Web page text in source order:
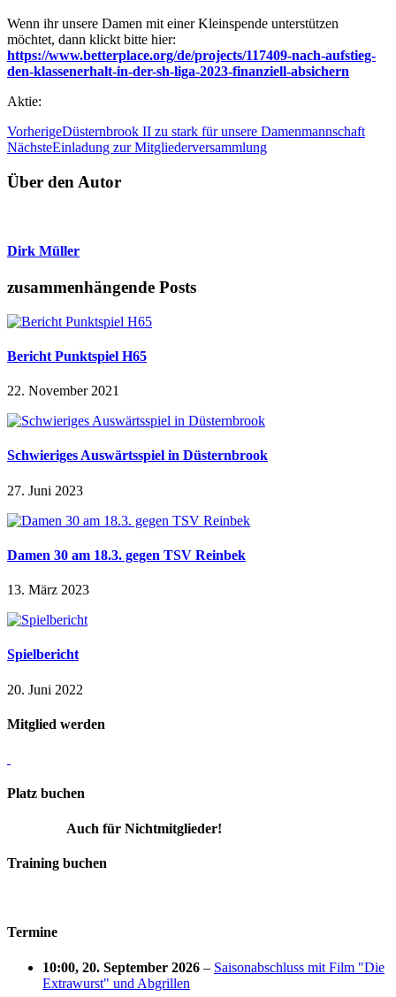
Wenn ihr unsere Damen mit einer Kleinspende unterstützen
möchtet, dann klickt bitte hier:
https://www.betterplace.org/de/projects/117409-nach-aufstieg-
den-klassenerhalt-in-der-sh-liga-2023-finanziell-absichern
Aktie:
VorherigeDüsternbrook II zu stark für unsere Damenmannschaft
NächsteEinladung zur Mitgliederversammlung
Über den Autor
Dirk Müller
zusammenhängende Posts
Bericht Punktspiel H65
22. November 2021
Schwieriges Auswärtsspiel in Düsternbrook
27. Juni 2023
Damen 30 am 18.3. gegen TSV Reinbek
13. März 2023
Spielbericht
20. Juni 2022
Mitglied werden
Platz buchen
Auch für Nichtmitglieder!
Training buchen
Termine
10:00, 20. September 2026 – Saisonabschluss mit Film "Die
Extrawurst" und Abgrillen